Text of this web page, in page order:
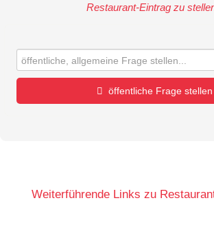
Restaurant-Eintrag zu
öffentliche Frage stellen
Weiterführende Links zu